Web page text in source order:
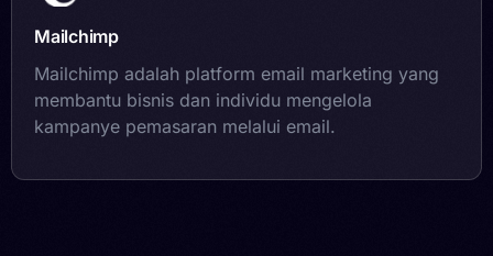
Mailchimp
Mailchimp adalah platform email marketing yang
membantu bisnis dan individu mengelola
kampanye pemasaran melalui email.